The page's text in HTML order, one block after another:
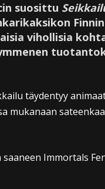
suosittu
Finnin
vihollisia
täydentyy
mukanaan
Immortals